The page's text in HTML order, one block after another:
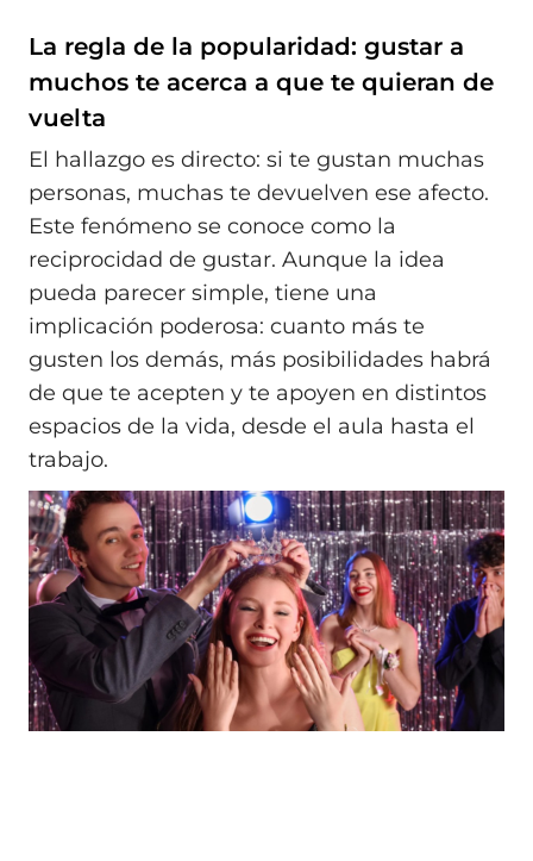
La regla de la popularidad: gustar a
muchos te acerca a que te quieran de
vuelta
El hallazgo es directo: si te gustan muchas
personas, muchas te devuelven ese afecto.
Este fenómeno se conoce como la
reciprocidad de gustar. Aunque la idea
pueda parecer simple, tiene una
implicación poderosa: cuanto más te
gusten los demás, más posibilidades habrá
de que te acepten y te apoyen en distintos
espacios de la vida, desde el aula hasta el
trabajo.